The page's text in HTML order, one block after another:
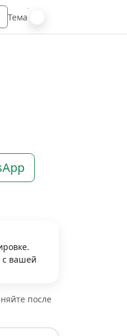
Тема
с вашей
после